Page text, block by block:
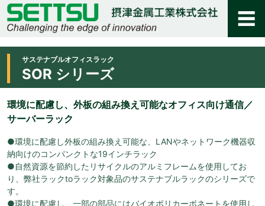
サステナブルオフィスラック
SOR シリーズ
環境に配慮し、外板の組み換え可能なオフィス向け通信／
サーバーラック
●環境に配慮し外板の組み換え可能な、LANやネットワーク機器収
納向けのコンパンクトな19インチラック
●自然資源を節約したリサイクルのアルミフレームを使用してお
り、弊社ラックtoラック対象品のサステナブルラックのシリーズで
す。
●環境に配慮し、一部の部品にはバイオポリカーボネートを使用し